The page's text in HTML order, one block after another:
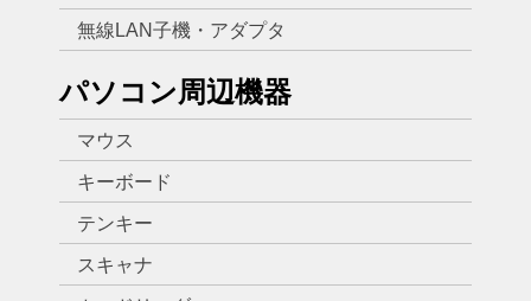
無線LAN子機・アダプタ
パソコン周辺機器
マウス
キーボード
テンキー
スキャナ